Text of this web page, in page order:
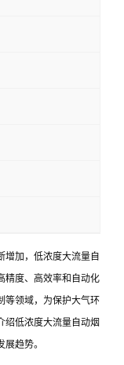
增加，低浓度大流量自
精度、高效率和自动化
等领域，为保护大气环
绍低浓度大流量自动烟
趋势。